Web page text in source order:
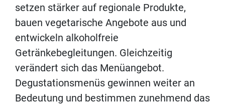
setzen stärker auf regionale Produkte,
bauen vegetarische Angebote aus und
entwickeln alkoholfreie
Getränkebegleitungen. Gleichzeitig
verändert sich das Menüangebot.
Degustationsmenüs gewinnen weiter an
Bedeutung und bestimmen zunehmend das